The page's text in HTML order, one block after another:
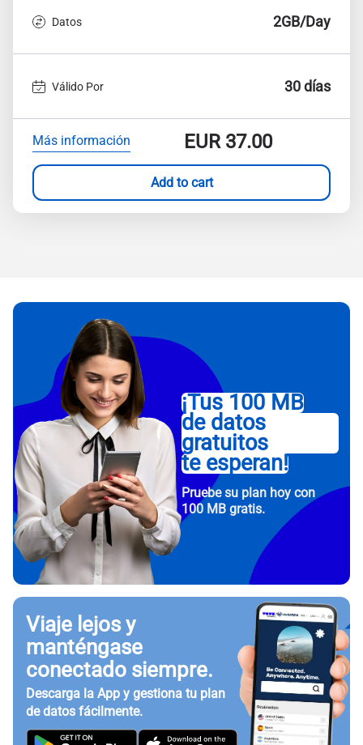
Datos 2GB/Day
Válido Por 30 días
Más información EUR37.00
Add to cart
¡Tus 100 MB
de datos
gratuitos
te esperan!
Pruebe su plan hoy con
100 MB gratis.
Viaje lejos y
manténgase
conectado siempre.
Descarga la App y gestiona tu plan
de datos fácilmente.